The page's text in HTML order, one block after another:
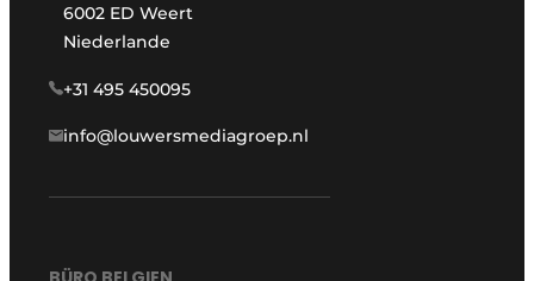
6002 ED Weert
Niederlande
+31 495 450095
info@louwersmediagroep.nl